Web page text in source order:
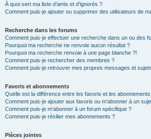
À quoi sert ma liste d’amis et d’ignorés ?
Comment puis-je ajouter ou supprimer des utilisateurs de
Recherche dans les forums
Comment puis-je effectuer une recherche dans un ou des
Pourquoi ma recherche ne renvoie aucun résultat ?
Pourquoi ma recherche renvoie à une page blanche ?!
Comment puis-je rechercher des membres ?
Comment puis-je retrouver mes propres messages et
Favoris et abonnements
Quelle est la différence entre les favoris et les
Comment puis-je ajouter aux favoris ou m’abonner à un
Comment puis-je m’abonner à un forum spécifique ?
Comment puis-je résilier mes abonnements ?
Pièces jointes